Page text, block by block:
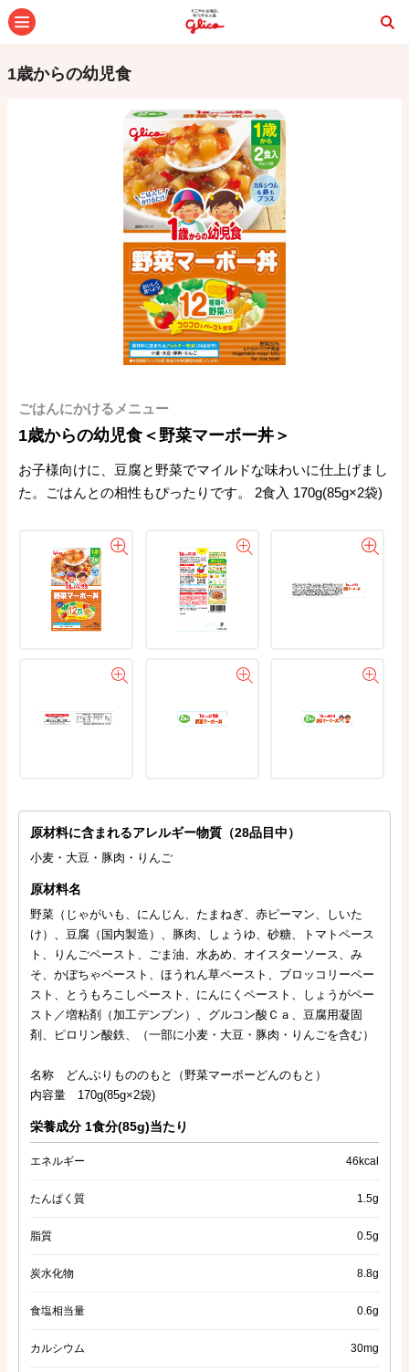
1歳からの幼児食
ごはんにかけるメニュー
1歳からの幼児食＜野菜マーボー丼＞
お子様向けに、豆腐と野菜でマイルドな味わいに仕上げまし
た。ごはんとの相性もぴったりです。 2食入 170g(85g×2袋)
原材料に含まれるアレルギー物質（28品目中）
小麦・大豆・豚肉・りんご
原材料名
野菜（じゃがいも、にんじん、たまねぎ、赤ピーマン、しいた
け）、豆腐（国内製造）、豚肉、しょうゆ、砂糖、トマトペース
ト、りんごペースト、ごま油、水あめ、オイスターソース、み
そ、かぼちゃペースト、ほうれん草ペースト、ブロッコリーペー
スト、とうもろこしペースト、にんにくペースト、しょうがペー
スト／増粘剤（加工デンプン）、グルコン酸Ｃａ、豆腐用凝固
剤、ピロリン酸鉄、（一部に小麦・大豆・豚肉・りんごを含む）
名称 どんぶりもののもと（野菜マーボーどんのもと）
内容量 170g(85g×2袋)
栄養成分 1食分(85g)当たり
エネルギー 46kcal
たんぱく質 1.5g
脂質 0.5g
炭水化物 8.8g
食塩相当量 0.6g
カルシウム 30mg